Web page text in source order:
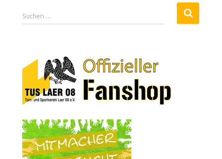
Suchen …